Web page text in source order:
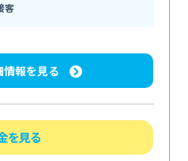
客
報を見る
を見る